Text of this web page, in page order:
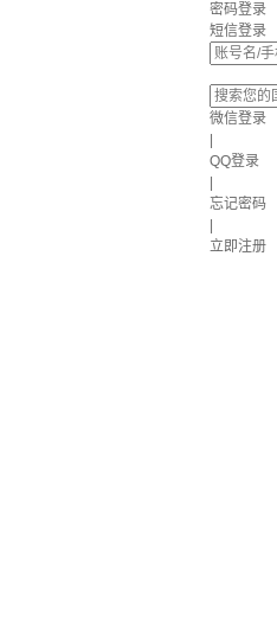
密码登录
短信登录
微信登录
QQ登录
忘记密码
立即注册